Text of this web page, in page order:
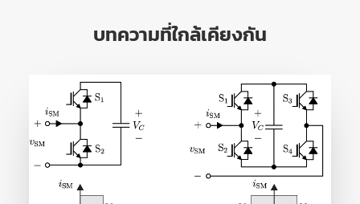
บทความที่ใกล้เคียงกัน